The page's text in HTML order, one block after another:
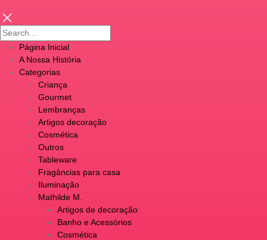
Página Inicial
A Nossa História
Categorias
Criança
Gourmet
Lembranças
Artigos decoração
Cosmética
Outros
Tableware
Fragâncias para casa
Iluminação
Mathilde M.
Artigos de decoração
Banho e Acessórios
Cosmética